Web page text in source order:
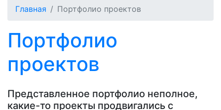
Главная
Портфолио проектов
Портфолио
проектов
Представленное портфолио неполное,
какие-то проекты продвигались с